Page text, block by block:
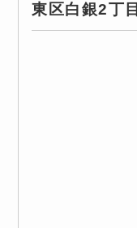
東区白銀2丁目